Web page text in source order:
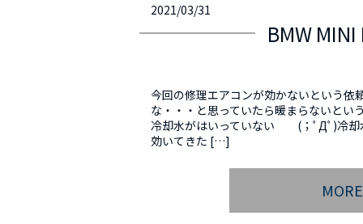
2021/03/31
BMW
今回の修理エアコンが効かないという依
な・・・と思っていたら暖まらないと
冷却水がはいっていない (；ﾟДﾟ)冷却
効いてきた […]
MORE